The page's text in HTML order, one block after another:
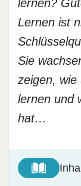
lernen?
Lernen ist
Sie
zeigen, wie
lernen und
hat…